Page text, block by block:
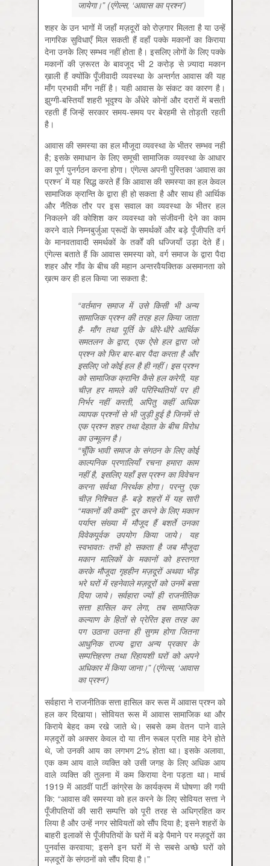
जायेगा।” (एंगेल्स, ‘आवास का प्रश्न’)
शहर के उन भागों में जहाँ मज़दूरों को रोज़गार मिलता है या उन्हें
नागरिक सुविधाएँ मिल सकती हैं वहाँ पक्के मकानों का किराया
देना उनके लिए सम्भव नहीं होता है। इसलिए लोगों के लिए पक्के
मकानों की ज़रूरत के बावजूद भी 2 करोड़ से ज़्यादा मकान
ख़ाली हैं क्योंकि पूँजीवादी व्यवस्था के अन्तर्गत आवास की यह
माँग प्रभावी माँग नहीं है। यही आवास के संकट का कारण है।
झुग्गी-बस्तियाँ शहरी भूदृश्य के अँधेरे कोनों और दरारों में बसती
रहती हैं जिन्हें सरकार समय-समय पर बेरहमी से तोड़ती रहती
है।
आवास की समस्या का हल मौजूदा व्यवस्था के भीतर सम्भव नहीं
है; इसके समाधान के लिए समूची सामाजिक व्यवस्था के आधार
का पूर्ण पुनर्गठन करना होगा। एंगेल्स अपनी पुस्तिका ‘आवास का
प्रश्न’ में यह सिद्ध करते हैं कि आवास की समस्या का हल केवल
सामाजिक क्रान्ति के द्वारा ही हो सकता है और साथ ही आर्थिक
और नैतिक तौर पर इस सवाल का व्यवस्था के भीतर हल
निकलने की कोशिश कर व्यवस्था को संजीवनी देने का काम
करने वाले निम्नबुर्जुआ प्रूदों के समर्थकों और बड़े पूँजीपति वर्ग
के मानवतावादी समर्थकों के तर्कों की धज्जियाँ उड़ा देते हैं।
एंगेल्स बताते हैं कि आवास समस्या को, वर्ग समाज के द्वारा पैदा
शहर और गाँव के बीच की महान अन्तरवैयक्तिक असमानता को
ख़त्म कर ही हल किया जा सकता है:
“वर्तमान समाज में उसे किसी भी अन्य
सामाजिक प्रश्न की तरह हल किया जाता
है- माँग तथा पूर्ति के धीरे-धीरे आर्थिक
समतलन के द्वारा, एक ऐसे हल द्वारा जो
प्रश्न को फिर बार-बार पैदा करता है और
इसलिए जो कोई हल है ही नहीं। इस प्रश्न
को सामाजिक क्रान्ति कैसे हल करेगी, यह
चीज़ हर मामले की परिस्थितियों पर ही
निर्भर नहीं करती, अपितु कहीं अधिक
व्यापक प्रश्नों से भी जुड़ी हुई है जिनमें से
एक प्रश्न शहर तथा देहात के बीच विरोध
का उन्मूलन है।
“चूँकि भावी समाज के संगठन के लिए कोई
काल्पनिक प्रणालियाँ रचना हमारा काम
नहीं है, इसलिए यहाँ इस प्रश्न का विवेचन
करना सर्वथा निरर्थक होगा। परन्तु एक
चीज़ निश्चित है- बड़े शहरों में यह सारी
“मकानों की कमी” दूर करने के लिए मकान
पर्याप्त संख्या में मौजूद हैं बशर्ते उनका
विवेकपूर्वक उपयोग किया जाये। यह
स्वभावतः तभी हो सकता है जब मौजूदा
मकान मालिकों के मकानों को हस्तगत
करके मौजूदा गृहहीन मज़दूरों अथवा भीड़
भरे घरों में रहनेवाले मज़दूरों को उनमें बसा
दिया जाये। सर्वहारा ज्यों ही राजनीतिक
सत्ता हासिल कर लेगा, तब सामाजिक
कल्याण के हितों से प्रेरित इस तरह का
पग उठाना उतना ही सुगम होगा जितना
आधुनिक राज्य द्वारा अन्य प्रकार के
सम्पत्तिहरण तथा रिहायशी घरों को अपने
अधिकार में किया जाना।” (एंगेल्स, ‘आवास
का प्रश्न’)
सर्वहारा ने राजनीतिक सत्ता हासिल कर रूस में आवास प्रश्न को
हल कर दिखाया। सोवियत रूस में आवास सामाजिक था और
किराये बेहद कम रखे जाते थे। सबसे कम वेतन पाने वाले
मज़दूरों को अक्सर केवल दो या तीन रूबल प्रति माह देने होते
थे, जो उनकी आय का लगभग 2% होता था। इसके अलावा,
एक कम आय वाले व्यक्ति को उसी जगह के लिए अधिक आय
वाले व्यक्ति की तुलना में कम किराया देना पड़ता था। मार्च
1919 में आठवीं पार्टी कांग्रेस के कार्यक्रम में घोषणा की गयी
कि: “आवास की समस्या को हल करने के लिए सोवियत सत्ता ने
पूँजीपतियों की सारी सम्पत्ति को पूरी तरह से अधिग्रहित कर
लिया है और उन्हें नगर सोवियतों को सौंप दिया है; इसने शहरों के
बाहरी इलाकों से पूँजीपतियों के घरों में बड़े पैमाने पर मज़दूरों का
पुनर्वास करवाया; इसने इन घरों में से सबसे अच्छे घरों को
मज़दूरों के संगठनों को सौंप दिया है।”